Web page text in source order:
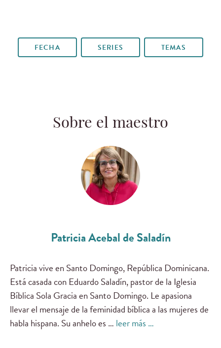
FECHA SERIES TEMAS
Sobre el maestro
Patricia Acebal de Saladín
Patricia vive en Santo Domingo, República Dominicana.
Está casada con Eduardo Saladín, pastor de la Iglesia
Bíblica Sola Gracia en Santo Domingo. Le apasiona
llevar el mensaje de la feminidad bíblica a las mujeres de
habla hispana. Su anhelo es … leer más …